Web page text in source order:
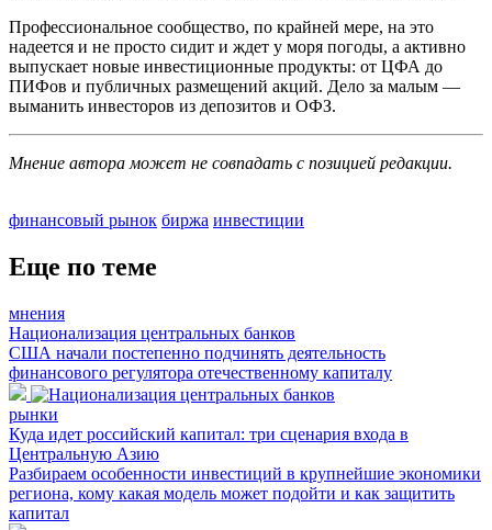
Профессиональное сообщество, по крайней мере, на это
надеется и не просто сидит и ждет у моря погоды, а активно
выпускает новые инвестиционные продукты: от ЦФА до
ПИФов и публичных размещений акций. Дело за малым —
выманить инвесторов из депозитов и ОФЗ.
Мнение автора может не совпадать с позицией редакции.
финансовый рынок биржа инвестиции
Еще по теме
мнения
Национализация центральных банков
США начали постепенно подчинять деятельность
финансового регулятора отечественному капиталу
рынки
Куда идет российский капитал: три сценария входа в
Центральную Азию
Разбираем особенности инвестиций в крупнейшие экономики
региона, кому какая модель может подойти и как защитить
капитал